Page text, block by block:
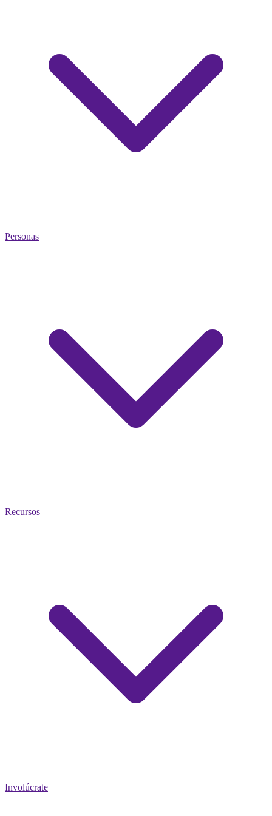
Personas
Recursos
Involúcrate